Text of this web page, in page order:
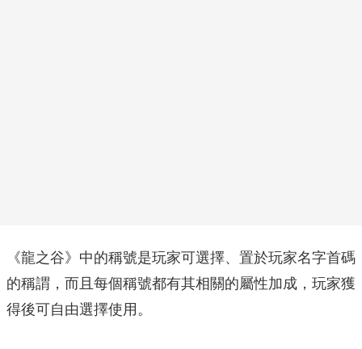
《龍之谷》中的稱號是玩家可選擇、置於玩家名字首碼
的稱謂，而且每個稱號都有其相關的屬性加成，玩家獲
得後可自由選擇使用。